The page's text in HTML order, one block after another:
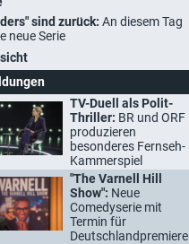
sind zurück: An diesem Tag
neue Serie
TV-Duell als Polit-
Thriller: BR und ORF
produzieren
besonderes Fernseh-
Kammerspiel
"The Varnell Hill
Show": Neue
Comedyserie mit
Termin für
Deutschlandpremiere